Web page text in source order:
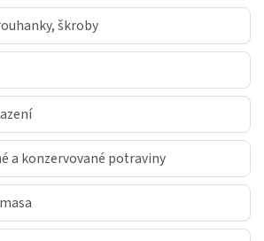
škroby
a konzervované potraviny